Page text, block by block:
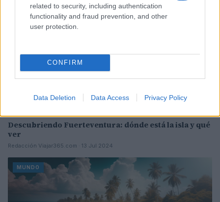
related to security, including authentication
functionality and fraud prevention, and other
user protection.
CONFIRM
Data Deletion Data Access Privacy Policy
MUNDO
Descubriendo Fuerteventura: dónde está la isla y qué
ver
Redacción Viajar365.com · 13 Jul 2024
MUNDO